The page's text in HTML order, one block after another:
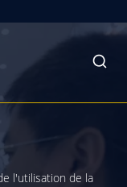
l'utilisation de la